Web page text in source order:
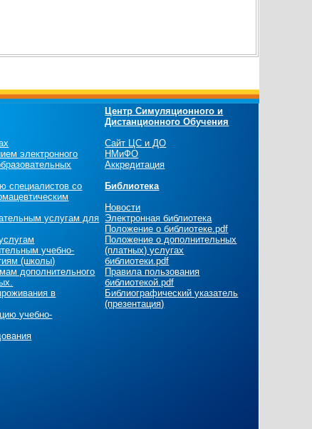
электронного
специалистов со
услугам для
учебно-
(школы)
дополнительного
в
учебно-
Центр Симуляционного и
Дистанционного Обучения
Сайт ЦС и ДО
НМиФО
Аккредитация
Библиотека
Новости
Электронная библиотека
Положение о библиотеке.pdf
Положение о дополнительных
(платных) услугах
библиотеки.pdf
Правила пользования
библиотекой.pdf
Библиографический указатель
(презентация)